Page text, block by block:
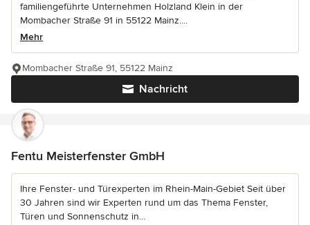
familiengeführte Unternehmen Holzland Klein in der
Mombacher Straße 91 in 55122 Mainz....
Mehr
Nachricht
Mombacher Straße 91, 55122 Mainz
Fentu Meisterfenster GmbH
Ihre Fenster- und Türexperten im Rhein-Main-Gebiet Seit über
30 Jahren sind wir Experten rund um das Thema Fenster,
Türen und Sonnenschutz in...